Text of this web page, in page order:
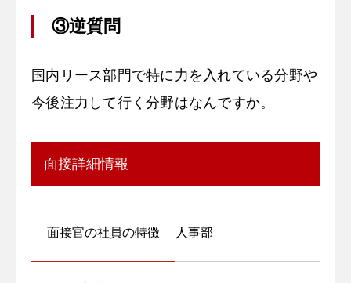
③逆質問
国内リース部門で特に力を入れている分野や
今後注力して行く分野はなんですか。
面接詳細情報
面接官の社員の特徴 人事部